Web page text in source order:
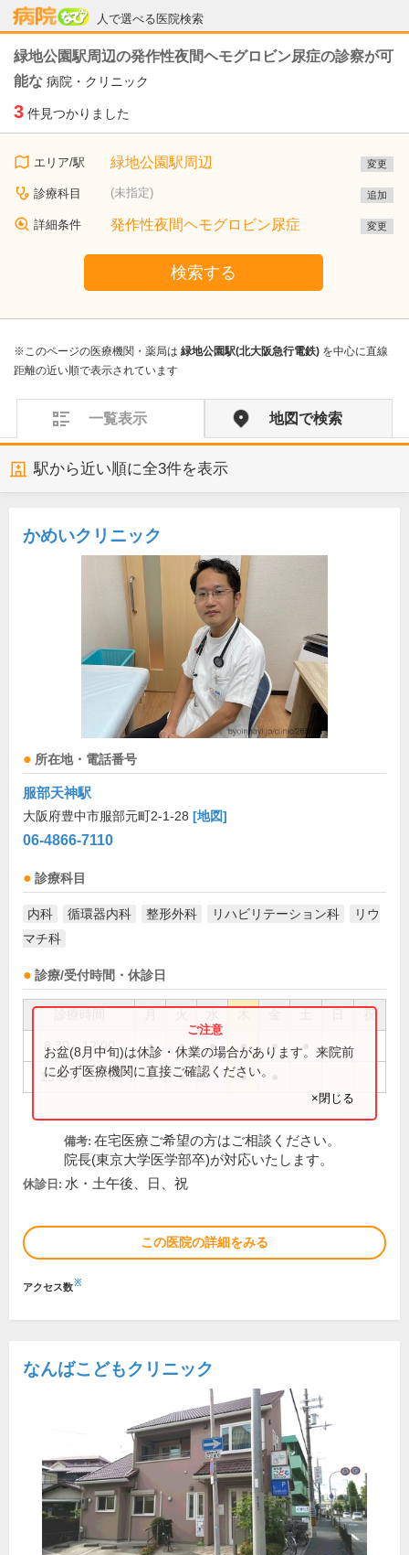
人で選べる医院検索
病院なび
緑地公園駅周辺の発作性夜間ヘモグロビン尿症の診察が可
能な 病院・クリニック
3 件見つかりました
エリア/駅 緑地公園駅周辺 変更
診療科目 (未指定) 追加
詳細条件 発作性夜間ヘモグロビン尿症 変更
検索する
※このページの医療機関・薬局は 緑地公園駅(北大阪急行電鉄) を中心に直線
距離の近い順で表示されています
一覧表示 地図で検索
駅から近い順に全3件を表示
かめいクリニック
所在地・電話番号
服部天神駅
大阪府豊中市服部元町2-1-28 [地図]
06-4866-7110
診療科目
内科 循環器内科 整形外科 リハビリテーション科
リウ
マチ科
診療/受付時間・休診日
祝
8:30～12:00 ● ● ● ● ●
15:00～17:30 ● ● ●
お盆(8月中旬)は休診・休業の場合があります。来院前
に必ず医療機関に直接ご確認ください。
×閉じる
備考: 在宅医療ご希望の方はご相談ください。
院長(東京大学医学部卒)が対応いたします。
休診日: 水・土午後、日、祝
この医院の詳細をみる
アクセス数※
なんばこどもクリニック